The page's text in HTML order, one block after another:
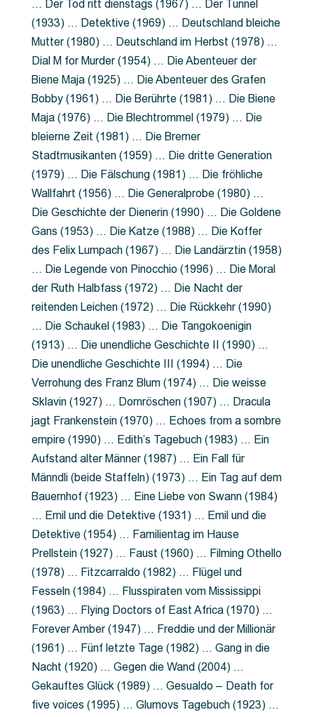
… Der Tod ritt dienstags (1967) … Der Tunnel
(1933) … Detektive (1969) … Deutschland bleiche
Mutter (1980) … Deutschland im Herbst (1978) …
Dial M for Murder (1954) … Die Abenteuer der
Biene Maja (1925) … Die Abenteuer des Grafen
Bobby (1961) … Die Berührte (1981) … Die Biene
Maja (1976) … Die Blechtrommel (1979) … Die
bleierne Zeit (1981) … Die Bremer
Stadtmusikanten (1959) … Die dritte Generation
(1979) … Die Fälschung (1981) … Die fröhliche
Wallfahrt (1956) … Die Generalprobe (1980) …
Die Geschichte der Dienerin (1990) … Die Goldene
Gans (1953) … Die Katze (1988) … Die Koffer
des Felix Lumpach (1967) … Die Landärztin (1958)
… Die Legende von Pinocchio (1996) … Die Moral
der Ruth Halbfass (1972) … Die Nacht der
reitenden Leichen (1972) … Die Rückkehr (1990)
… Die Schaukel (1983) … Die Tangokoenigin
(1913) … Die unendliche Geschichte II (1990) …
Die unendliche Geschichte III (1994) … Die
Verrohung des Franz Blum (1974) … Die weisse
Sklavin (1927) … Dornröschen (1907) … Dracula
jagt Frankenstein (1970) … Echoes from a sombre
empire (1990) … Edith’s Tagebuch (1983) … Ein
Aufstand alter Männer (1987) … Ein Fall für
Männdli (beide Staffeln) (1973) … Ein Tag auf dem
Bauernhof (1923) … Eine Liebe von Swann (1984)
… Emil und die Detektive (1931) … Emil und die
Detektive (1954) … Familientag im Hause
Prellstein (1927) … Faust (1960) … Filming Othello
(1978) … Fitzcarraldo (1982) … Flügel und
Fesseln (1984) … Flusspiraten vom Mississippi
(1963) … Flying Doctors of East Africa (1970) …
Forever Amber (1947) … Freddie und der Millionär
(1961) … Fünf letzte Tage (1982) … Gang in die
Nacht (1920) … Gegen die Wand (2004) …
Gekauftes Glück (1989) … Gesualdo – Death for
five voices (1995) … Glumovs Tagebuch (1923) …